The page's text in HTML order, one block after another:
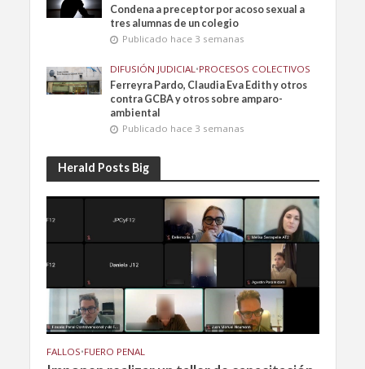
Condena a preceptor por acoso sexual a
tres alumnas de un colegio
Publicado hace 3 semanas
DIFUSIÓN JUDICIAL •PROCESOS COLECTIVOS
Ferreyra Pardo, Claudia Eva Edith y otros
contra GCBA y otros sobre amparo-
ambiental
Publicado hace 3 semanas
Herald Posts Big
FALLOS•FUERO PENAL